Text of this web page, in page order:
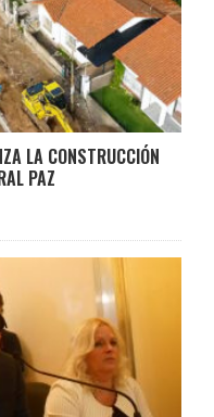
LA CONSTRUCCIÓN
PAZ